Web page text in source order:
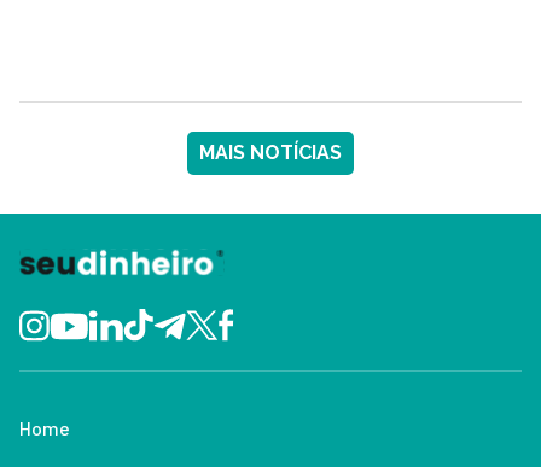
MAIS NOTÍCIAS
Home